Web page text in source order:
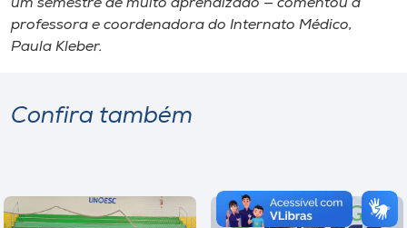
um semestre de muito aprendizado — comentou a
professora e coordenadora do Internato Médico,
Paula Kleber.
Confira também